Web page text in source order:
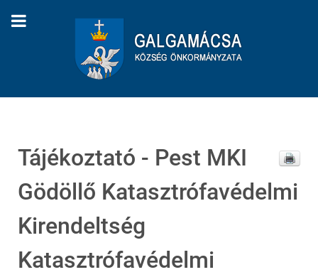
Tájékoztató - Pest MKI
Gödöllő Katasztrófavédelmi
Kirendeltség
Katasztrófavédelmi